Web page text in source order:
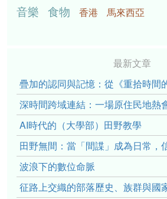
音樂 食物 香港
馬來西亞
最新文章
疊加的認同與記憶：從《重拾時間
深時間跨域連結：一場原住民地熱
AI時代的（大學部）田野教學
田野無間：當「間諜」成為日常，
波浪下的數位命脈
征路上交織的部落歷史、族群與國